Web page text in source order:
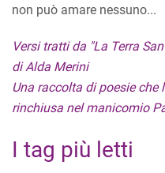
non può amare nessuno...
Versi tratti da "La Terra
di Alda Merini
Una raccolta di poesie che
rinchiusa nel manicomio
I tag più letti